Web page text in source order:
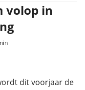
volop in
dit voorjaar de